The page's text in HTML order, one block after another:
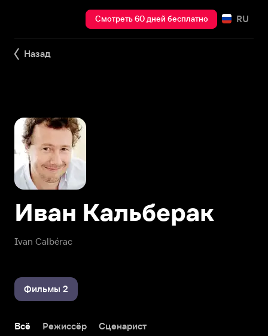
Смотреть 60 дней бесплатно RU
Назад
Ivan Calbérac
Иван Кальберак
Фильмы 2
Всё Режиссёр Сценарист